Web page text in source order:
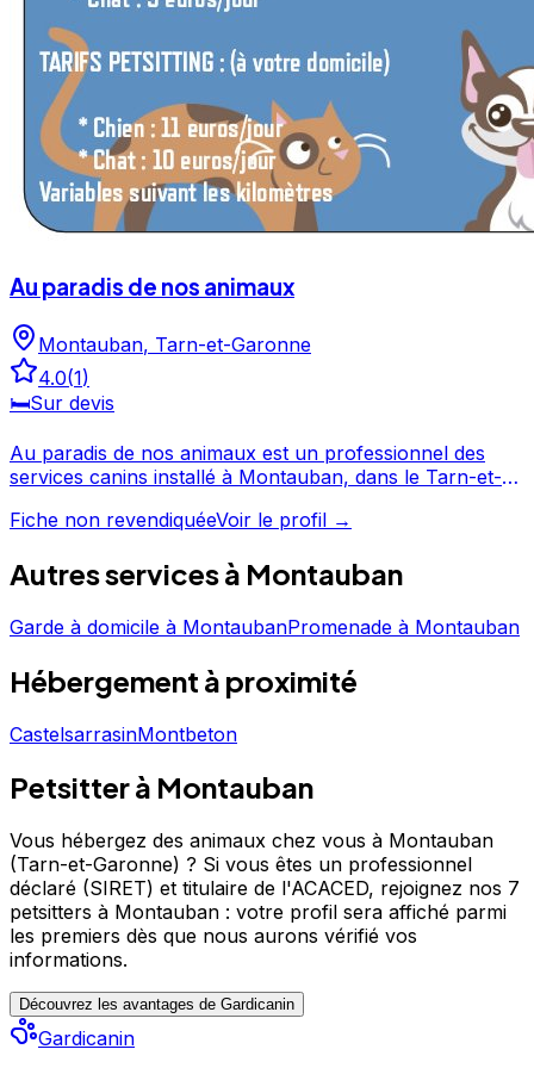
Au paradis de nos animaux
Montauban, Tarn-et-Garonne
4.0(1)
🛏️Sur devis
Au paradis de nos animaux est un professionnel des
services canins installé à Montauban, dans le Tarn-et-
propose un service attentionné pour votre compagnon.
organiser la garde de votre chien. Au paradis de nos
Montauban. Noté 4/5 ⭐⭐⭐⭐ sur Google Maps avec 1
Fiche non revendiquéeVoir le profil →
Autres services à Montauban
Garde à domicile à MontaubanPromenade à Montauban
Hébergement à proximité
CastelsarrasinMontbeton
Petsitter à Montauban
Vous hébergez des animaux chez vous à Montauban
(Tarn-et-Garonne) ? Si vous êtes un professionnel
déclaré (SIRET) et titulaire de l'ACACED, rejoignez nos 7
petsitters à Montauban : votre profil sera affiché parmi
les premiers dès que nous aurons vérifié vos
informations.
Découvrez les avantages de Gardicanin
Gardicanin